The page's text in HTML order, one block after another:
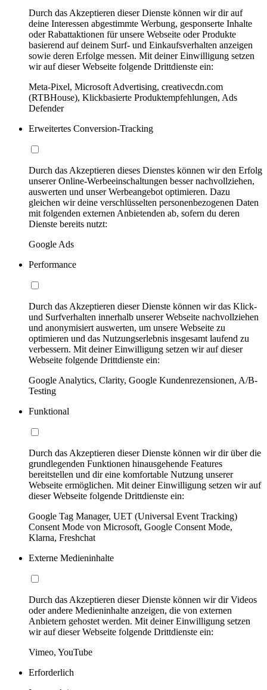
Durch das Akzeptieren dieser Dienste können wir dir auf
deine Interessen abgestimmte Werbung, gesponserte Inhalte
oder Rabattaktionen für unsere Webseite oder Produkte
basierend auf deinem Surf- und Einkaufsverhalten anzeigen
sowie deren Erfolge messen. Mit deiner Einwilligung setzen
wir auf dieser Webseite folgende Drittdienste ein:
Meta-Pixel, Microsoft Advertising, creativecdn.com
(RTBHouse), Klickbasierte Produktempfehlungen, Ads
Defender
Erweitertes Conversion-Tracking
Durch das Akzeptieren dieses Dienstes können wir den Erfolg
unserer Online-Werbeeinschaltungen besser nachvollziehen,
auswerten und unser Werbeangebot optimieren. Dazu
gleichen wir deine verschlüsselten personenbezogenen Daten
mit folgenden externen Anbietenden ab, sofern du deren
Dienste bereits nutzt:
Google Ads
Performance
Durch das Akzeptieren dieser Dienste können wir das Klick-
und Surfverhalten innerhalb unserer Webseite nachvollziehen
und anonymisiert auswerten, um unsere Webseite zu
optimieren und das Nutzungserlebnis insgesamt laufend zu
verbessern. Mit deiner Einwilligung setzen wir auf dieser
Webseite folgende Drittdienste ein:
Google Analytics, Clarity, Google Kundenrezensionen, A/B-
Testing
Funktional
Durch das Akzeptieren dieser Dienste können wir dir über die
grundlegenden Funktionen hinausgehende Features
bereitstellen und dir eine komfortable Nutzung unserer
Webseite ermöglichen. Mit deiner Einwilligung setzen wir auf
dieser Webseite folgende Drittdienste ein:
Google Tag Manager, UET (Universal Event Tracking)
Consent Mode von Microsoft, Google Consent Mode,
Klarna, Freshchat
Externe Medieninhalte
Durch das Akzeptieren dieser Dienste können wir dir Videos
oder andere Medieninhalte anzeigen, die von externen
Anbietern gehostet werden. Mit deiner Einwilligung setzen
wir auf dieser Webseite folgende Drittdienste ein:
Vimeo, YouTube
Erforderlich